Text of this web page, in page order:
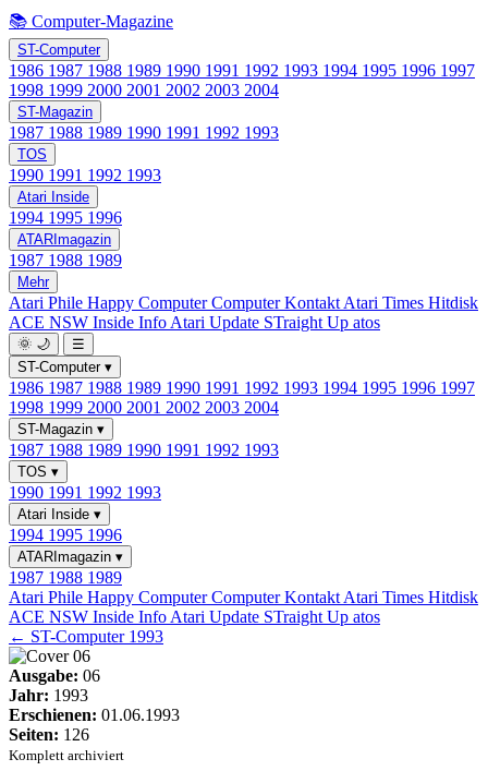
📚 Computer-Magazine
ST-Computer
1986 1987 1988 1989 1990 1991 1992 1993 1994 1995 1996 1997
1998 1999 2000 2001 2002 2003 2004
ST-Magazin
1987 1988 1989 1990 1991 1992 1993
TOS
1990 1991 1992 1993
Atari Inside
1994 1995 1996
ATARImagazin
1987 1988 1989
Mehr
Atari Phile Happy ComputerComputer Kontakt Atari Times Hitdisk
ACE NSW Inside Info Atari Update STraight Up atos
🌞 🌙
☰
ST-Computer ▾
1986 1987 1988 1989 1990 1991 1992 1993 1994 1995 1996 1997
1998 1999 2000 2001 2002 2003 2004
ST-Magazin ▾
1987 1988 1989 1990 1991 1992 1993
TOS ▾
1990 1991 1992 1993
Atari Inside ▾
1994 1995 1996
ATARImagazin ▾
1987 1988 1989
Atari Phile Happy ComputerComputer Kontakt Atari Times Hitdisk
ACE NSW Inside Info Atari Update STraight Up atos
← ST-Computer 1993
Ausgabe: 06
Jahr: 1993
Erschienen: 01.06.1993
Seiten: 126
Komplett archiviert